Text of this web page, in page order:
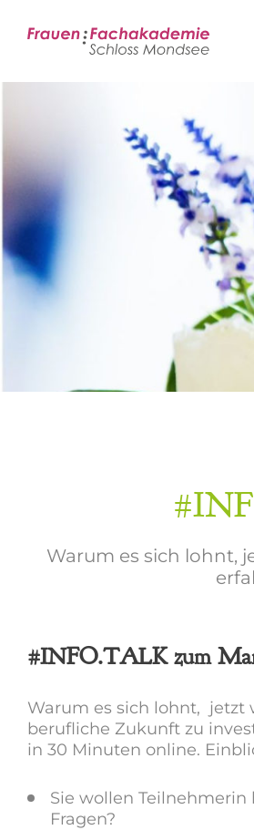
Warum es sich lohnt,
#INFO.TALK zum
Warum es sich lohnt, jetzt
berufliche Zukunft zu
in 30 Minuten online.
Sie wollen Teilnehmerin
Fragen?